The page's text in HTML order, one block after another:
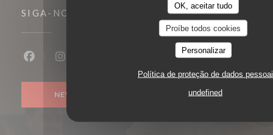
OK, aceitar tudo
Proíbe todos cookies
Personalizar
Política de proteção de dados
undefined
SIGA-NOS
NEWSLETTER